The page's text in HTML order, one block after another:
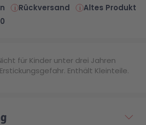
Rückversand
Altes Produkt
für Kinder unter drei Jahren
Enthält Kleinteile.